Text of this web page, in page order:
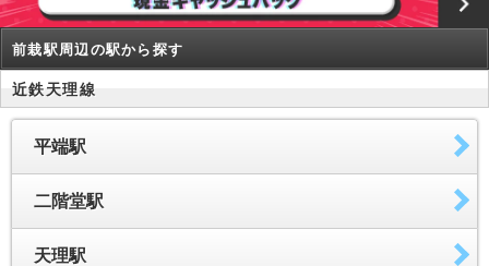
前栽駅周辺の駅から探す
近鉄天理線
平端駅
二階堂駅
天理駅